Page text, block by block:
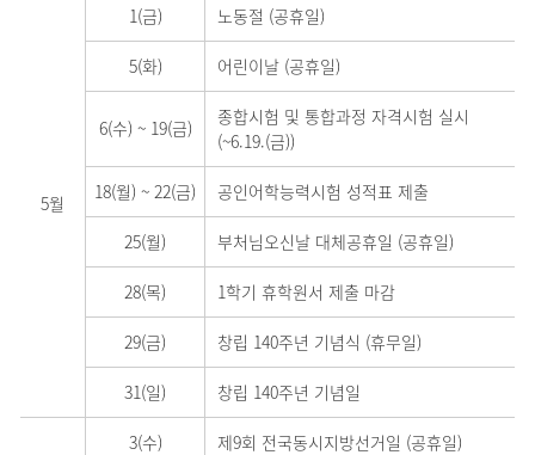
5월
1(금) 노동절 (공휴일)
5(화) 어린이날 (공휴일)
6(수) ~19(금)
종합시험 및 통합과정 자격시험 실시
(~6.19.(금))
18(월) ~ 22(금) 공인어학능력시험 성적표 제출
25(월) 부처님오신날 대체공휴일 (공휴일)
28(목) 1학기 휴학원서 제출 마감
29(금) 창립 140주년 기념식 (휴무일)
31(일) 창립 140주년 기념일
3(수) 제9회 전국동시지방선거일 (공휴일)